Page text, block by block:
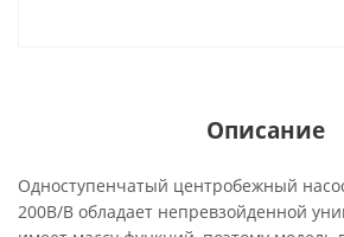
Описание
Одноступенчатый центробежный
200B/B обладает непревзойденной